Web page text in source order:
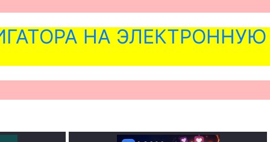
НА ЭЛЕКТРОННУЮ